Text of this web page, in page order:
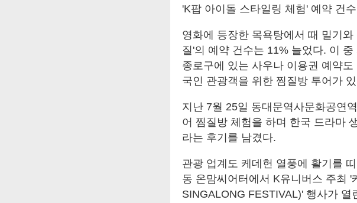
'K팝 아이돌 스타일링 체험' 예약 건
영화에 등장한 목욕탕에서 때 밀기
질'의 예약 건수는 11% 늘었다. 이
종로구에 있는 사우나 이용권 예약
국인 관광객을 위한 찜질방 투어가
지난 7월 25일 동대문역사문화공연
어 찜질방 체험을 하며 한국 드라마
라는 후기를 남겼다.
관광 업계도 케데헌 열풍에 활기를
동 온맘씨어터에서 K유니버스 주최
SINGALONG FESTIVAL)' 행사가